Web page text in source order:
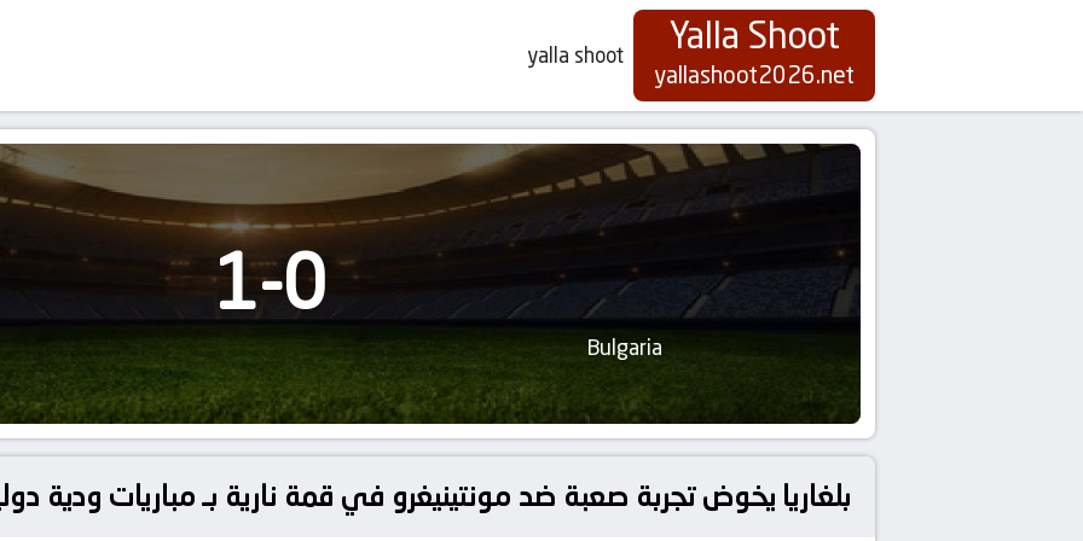
Yalla Shoot
yallashoot2026.net
yalla shoot
Bulgaria
0
-
1
بلغاريا يخوض تجربة صعبة ضد مونتينيغرو في قمة نارية بـ مباريات ودية